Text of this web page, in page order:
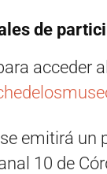
de
acceder
emitirá un
10 de